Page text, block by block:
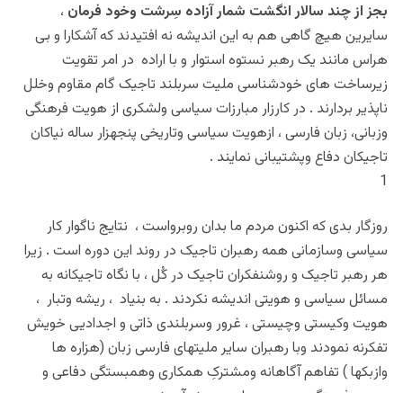
بجز از چند سالار انگشت شمار آزاده سِرشت وخود فرمان ،
سایرین هیچ گاهی هم به این اندیشه نه افتیدند که آشکارا و بی
هراس مانند یک رهبر نستوه استوار و با اراده در امر تقویت
زیرساخت های خودشناسی ملیت سربلند تاجیک گام مقاوم وخلل
ناپذیر بردارند . در کارزار مبارزات سیاسی ولشکری از هویت فرهنگی
وزبانی، زبان فارسی ، ازهویت سیاسی وتاریخی پنجهزار ساله نیاکان
تاجیکان دفاع وپشتیبانی نمایند .
1
روزگار بدی که اکنون مردم ما بدان روبرواست ، نتایج ناگوار کار
سیاسی وسازمانی همه رهبران تاجیک در روند این دوره است . زیرا
هر رهبر تاجیک و روشنفکران تاجیک در کُل ، با نگاه تاجیکانه به
مسائل سیاسی و هویتی اندیشه نکردند . به بنیاد ، ریشه وتبار ،
هویت وکیستی وچیستی ، غرور وسربلندی ذاتی و اجدادیی خویش
تفکرنه نمودند وبا رهبران سایر ملیتهای فارسی زبان (هزاره ها
وازبکها ) تفاهم آگاهانه ومشترکِ همکاری وهمبستگی دفاعی و